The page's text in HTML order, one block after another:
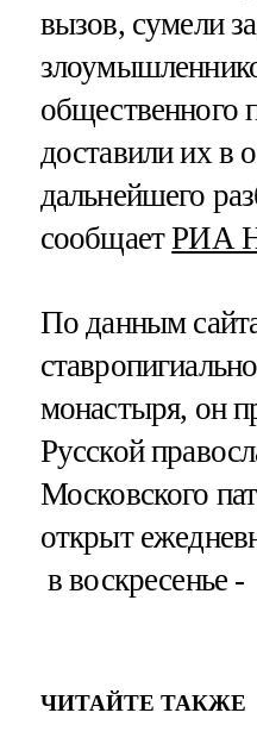
вызов, сумели
общественного
доставили их в
дальнейшего
сообщаетРИА
По данным
монастыря, он
Русской
Московского
открыт
в воскресенье
ЧИТАЙТЕ ТАКЖЕ